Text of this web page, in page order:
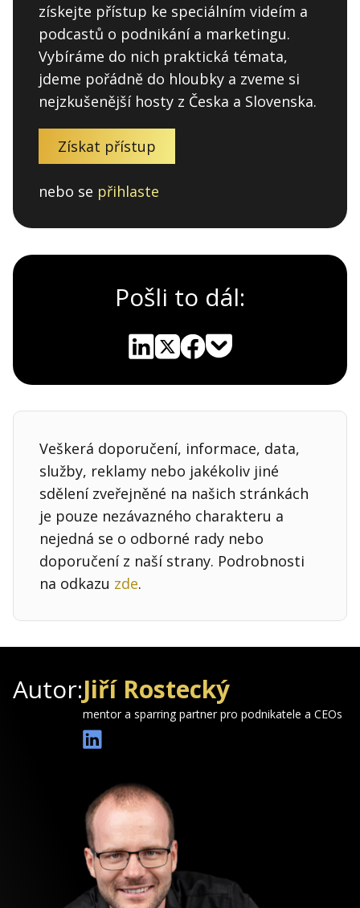
získejte přístup ke speciálním videím a
podcastů o podnikání a marketingu.
Vybíráme do nich praktická témata,
jdeme pořádně do hloubky a zveme si
nejzkušenější hosty z Česka a Slovenska.
Získat přístup
nebo se přihlaste
Pošli to dál:
Veškerá doporučení, informace, data,
služby, reklamy nebo jakékoliv jiné
sdělení zveřejněné na našich stránkách
je pouze nezávazného charakteru a
nejedná se o odborné rady nebo
doporučení z naší strany. Podrobnosti
na odkazu zde.
Autor:Jiří Rostecký
mentor a sparring partner pro podnikatele a CEOs